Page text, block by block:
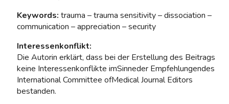
Keywords: trauma – trauma sensitivity – dissociation –
communication – appreciation – security
Interessenkonflikt:
Die Autorin erklärt, dass bei der Erstellung des Beitrags
keine Interessenkonflikte imSinneder Empfehlungendes
International Committee ofMedical Journal Editors
bestanden.